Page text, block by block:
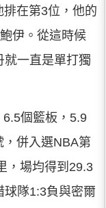
在第3位，他的
伊。從這時候
就一直是單打獨
個籃板，5.9
併入選NBA第
，場均得到29.3
隊1:3負與密爾